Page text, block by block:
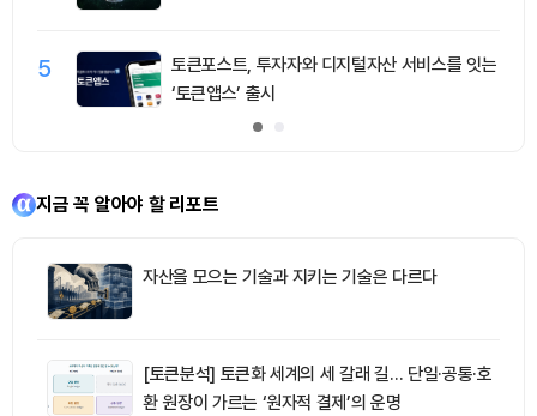
5
토큰포스트, 투자자와 디지털자산 서비스를 잇는
‘토큰앱스’ 출시
지금 꼭 알아야 할 리포트
자산을 모으는 기술과 지키는 기술은 다르다
[토큰분석] 토큰화 세계의 세 갈래 길… 단일·공통·호
환 원장이 가르는 ‘원자적 결제’의 운명